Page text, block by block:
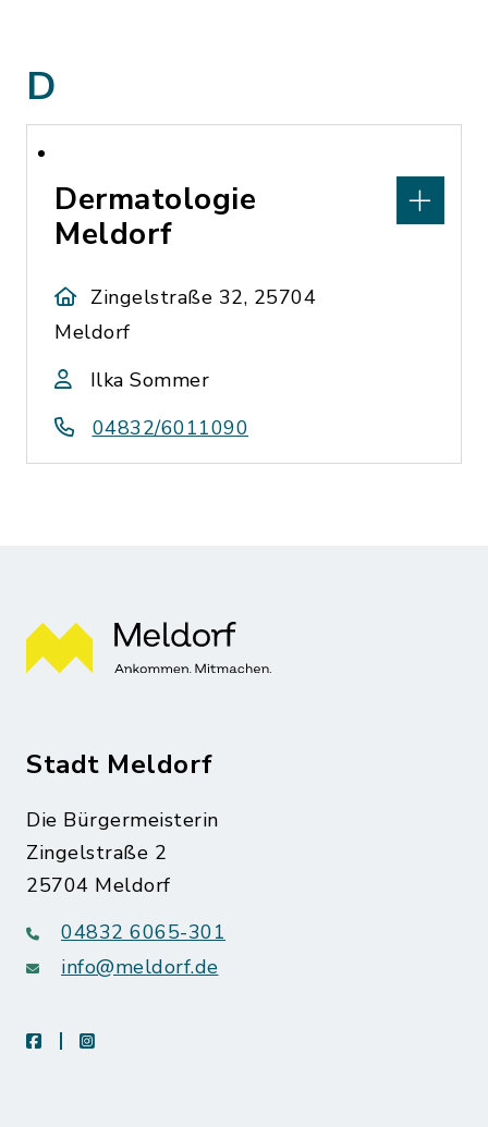
D
Dermatologie
Meldorf
Zingelstraße 32, 25704
Meldorf
Ilka Sommer
04832/6011090
Stadt Meldorf
Die Bürgermeisterin
Zingelstraße 2
25704 Meldorf
04832 6065-301
info@meldorf.de
facebookinstagram